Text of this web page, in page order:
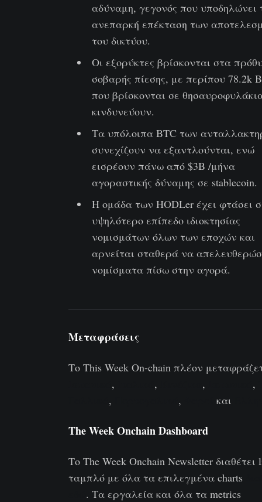
αδύναμη, γεγονός που υποδηλώνει
ανεπαρκή επέκταση των
του δικτύου.
Οι εξορύκτες βρίσκονται στα
σοβαρής πίεσης, με περίπου 78.2k
που βρίσκονται σε
κινδυνεύουν.
Τα υπόλοιπα BTC των
συνεχίζουν να εξαντλούνται, ενώ
εισρέουν πάνω από $3B /μήνα
αγοραστικής δύναμης σε stablecoin.
Η ομάδα των HODLer έχει φτάσει
υψηλότερο επίπεδο ιδιοκτησίας
νομισμάτων όλων των εποχών και
αρνείται σταθερά να
νομίσματα πίσω στην αγορά.
Μεταφράσεις
Το This Week On-chain πλέον
, , , ,
, , και
The Week Onchain Dashboard
Το The Week Onchain Newsletter διαθέτει
ταμπλό με όλα τα επιλεγμένα charts
. Τα εργαλεία και όλα τα metrics